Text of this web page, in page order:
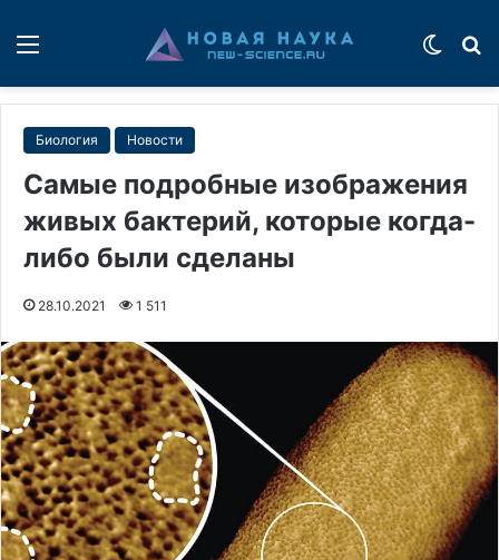
Биология Новости
Самые подробные изображения
живых бактерий, которые когда-
либо были сделаны
28.10.2021 1 511